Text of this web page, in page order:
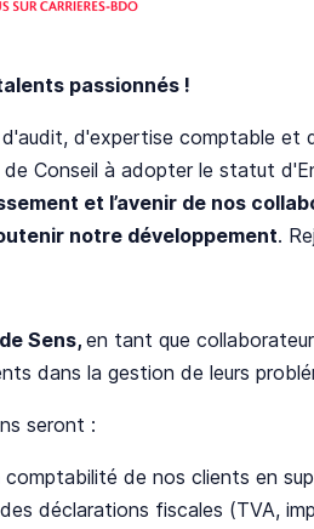
passionnés !
d'expertise comptable et
Conseil à adopter le statut
et l’avenir de nos
notre développement.
Sens,en tant que
dans la gestion de leurs
seront :
de nos clients en
des déclarations fiscales (TVA,